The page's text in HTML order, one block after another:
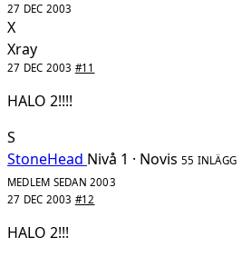
27 DEC 2003
X
Xray
27 DEC 2003 #11
HALO 2!!!!
S
StoneHead Nivå 1 · Novis 55 INLÄGG
MEDLEM SEDAN 2003
27 DEC 2003 #12
HALO 2!!!